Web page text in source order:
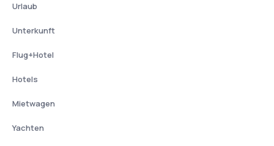
Urlaub
Unterkunft
Flug+Hotel
Hotels
Mietwagen
Yachten